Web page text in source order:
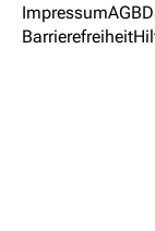
ImpressumAGB
Barrierefreiheit